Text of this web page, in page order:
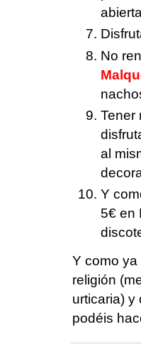
abierta
No
Tener
al
Y
5€ en
Y como
religión
urticaria) y
podéis